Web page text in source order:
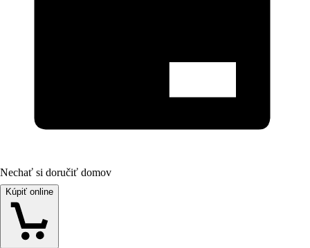
Nechať si doručiť domov
Kúpiť online